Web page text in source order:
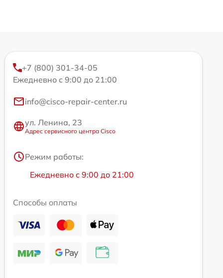
+7 (800) 301-34-05
Ежедневно с 9:00 до 21:00
info@cisco-repair-center.ru
ул. Ленина, 23
Адрес сервисного центра Cisco
Режим работы:
Ежедневно с 9:00 до 21:00
Способы оплаты